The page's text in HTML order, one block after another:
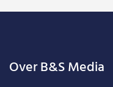
Over B&S Media